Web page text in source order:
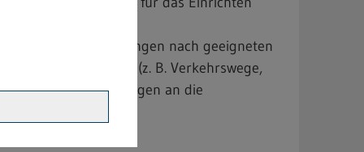
z.B. in den Forderungen nach geeigneten
Voraussetzungen (z. B. Verkehrswege,
sowie Anforderungen an die